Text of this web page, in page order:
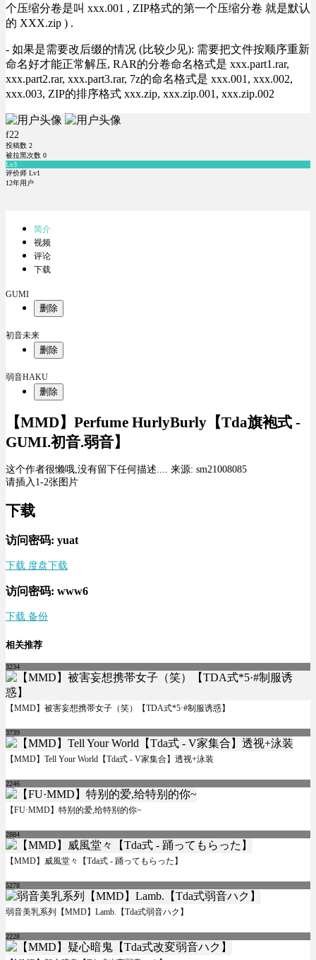
个压缩分卷是叫 xxx.001 , ZIP格式的第一个压缩分卷 就是默认
的 XXX.zip ) .
- 如果是需要改后缀的情况 (比较少见): 需要把文件按顺序重新
命名好才能正常解压, RAR的分卷命名格式是 xxx.part1.rar,
xxx.part2.rar, xxx.part3.rar, 7z的命名格式是 xxx.001, xxx.002,
xxx.003, ZIP的排序格式 xxx.zip, xxx.zip.001, xxx.zip.002
f22
投稿数 2
被拉黑次数 0
Lv3
评价师 Lv1
12年用户
简介
视频
评论
下载
GUMI
删除
初音未来
删除
弱音HAKU
删除
【MMD】Perfume HurlyBurly【Tda旗袍式 -
GUMI.初音.弱音】
这个作者很懒哦,没有留下任何描述.... 来源: sm21008085
请插入1-2张图片
下载
访问密码: yuat
下载 度盘下载
访问密码: www6
下载 备份
相关推荐
3234
【MMD】被害妄想携帯女子（笑）【TDA式*5·#制服诱惑】
3739
【MMD】Tell Your World【Tda式 - V家集合】透视+泳装
2246
【FU·MMD】特别的爱,给特别的你~
2884
【MMD】威風堂々【Tda式 - 踊ってもらった】
5278
弱音美乳系列【MMD】Lamb.【Tda式弱音ハク】
2228